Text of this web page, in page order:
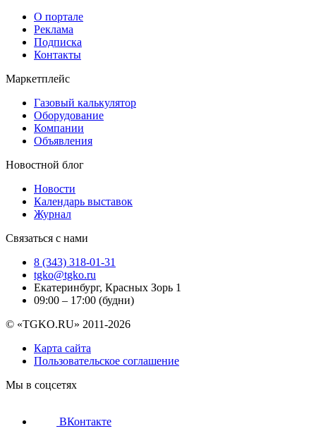
О портале
Реклама
Подписка
Контакты
Маркетплейс
Газовый калькулятор
Оборудование
Компании
Объявления
Новостной блог
Новости
Календарь выставок
Журнал
Связаться с нами
8 (343) 318-01-31
tgko@tgko.ru
Екатеринбург, Красных Зорь 1
09:00 – 17:00 (будни)
© «TGKO.RU» 2011-2026
Карта сайта
Пользовательское соглашение
Мы в соцсетях
ВКонтакте